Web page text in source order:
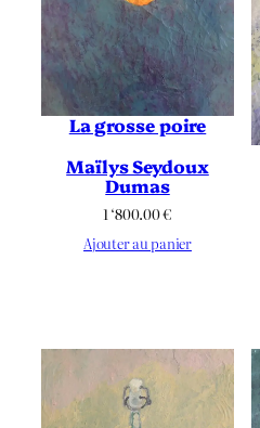
La grosse poire
Maïlys Seydoux
Dumas
1 ‘800.00€
Ajouter au panier